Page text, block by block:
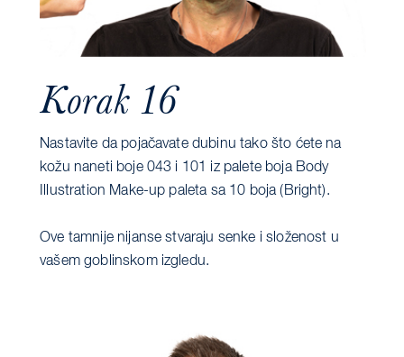
Korak 16
Nastavite da pojačavate dubinu tako što ćete na
kožu naneti boje 043 i 101 iz palete boja Body
Illustration Make-up paleta sa 10 boja (Bright).
Ove tamnije nijanse stvaraju senke i složenost u
vašem goblinskom izgledu.